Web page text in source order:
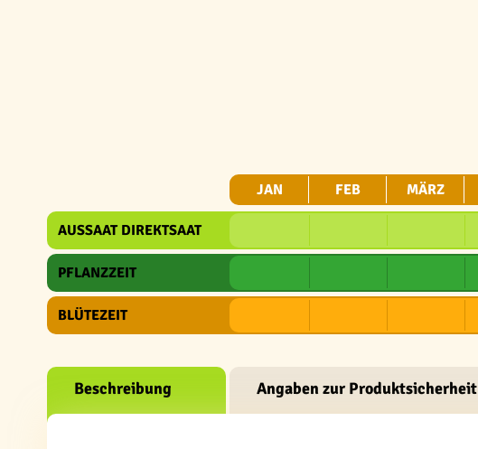
JAN FEB MÄRZ
AUSSAAT DIREKTSAAT
PFLANZZEIT
BLÜTEZEIT
Beschreibung Angaben zur Produktsicherheit